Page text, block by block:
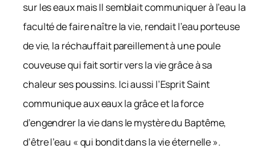
sur les eaux mais Il semblait communiquer à l’eau la
faculté de faire naître la vie, rendait l’eau porteuse
de vie, la réchauffait pareillement à une poule
couveuse qui fait sortir vers la vie grâce à sa
chaleur ses poussins. Ici aussi l’Esprit Saint
communique aux eaux la grâce et la force
d’engendrer la vie dans le mystère du Baptême,
d’être l’eau « qui bondit dans la vie éternelle ».